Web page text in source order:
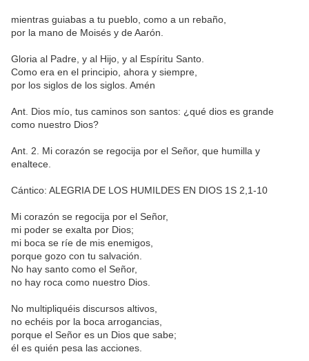
mientras guiabas a tu pueblo, como a un rebaño,
por la mano de Moisés y de Aarón.
Gloria al Padre, y al Hijo, y al Espíritu Santo.
Como era en el principio, ahora y siempre,
por los siglos de los siglos. Amén
Ant. Dios mío, tus caminos son santos: ¿qué dios es grande
como nuestro Dios?
Ant. 2. Mi corazón se regocija por el Señor, que humilla y
enaltece.
Cántico: ALEGRIA DE LOS HUMILDES EN DIOS 1S 2,1-10
Mi corazón se regocija por el Señor,
mi poder se exalta por Dios;
mi boca se ríe de mis enemigos,
porque gozo con tu salvación.
No hay santo como el Señor,
no hay roca como nuestro Dios.
No multipliquéis discursos altivos,
no echéis por la boca arrogancias,
porque el Señor es un Dios que sabe;
él es quién pesa las acciones.